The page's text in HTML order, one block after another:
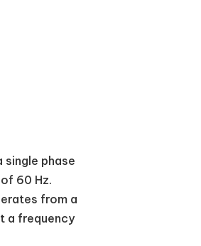
phase
60 Hz.
from a
a frequency